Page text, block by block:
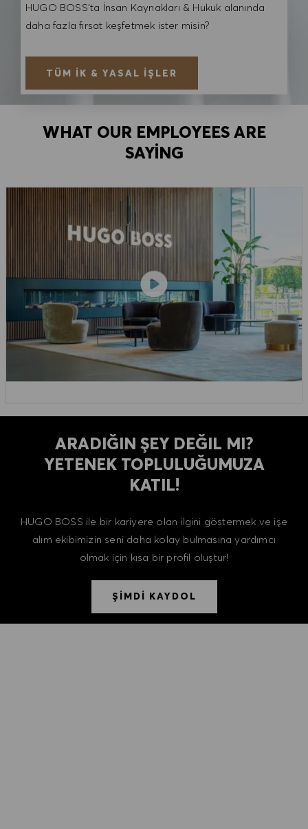
HUGO BOSS'ta İnsan Kaynakları & Hukuk alanında
daha fazla fırsat keşfetmek ister misin?
TÜM İK & YASAL İŞLER
WHAT OUR EMPLOYEES ARE
SAYING
ARADIĞIN ŞEY DEĞIL MI?
YETENEK TOPLULUĞUMUZA
KATIL!
HUGO BOSS ile bir kariyere olan ilgini göstermek ve işe
alım ekibimizin seni daha kolay bulmasına yardımcı
olmak için kısa bir profil oluştur!
ŞİMDİ KAYDOL